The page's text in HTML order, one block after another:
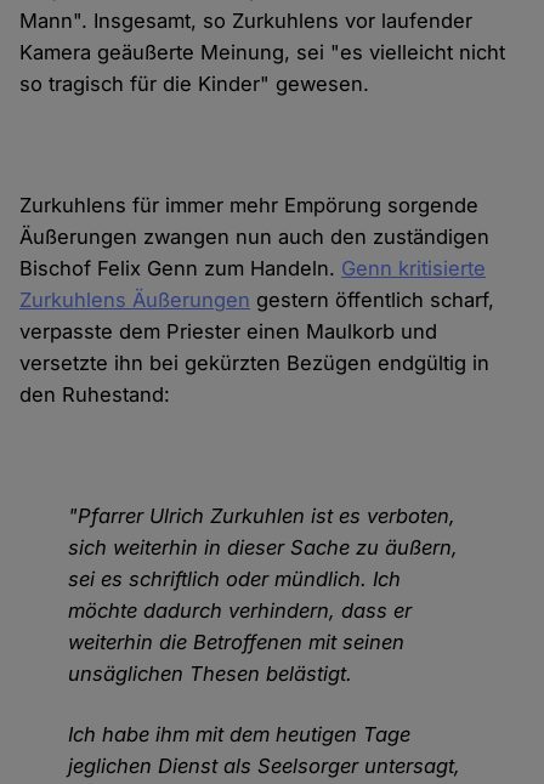
Mann". Insgesamt, so Zurkuhlens vor laufender
Kamera geäußerte Meinung, sei "es vielleicht nicht
so tragisch für die Kinder" gewesen.
Zurkuhlens für immer mehr Empörung sorgende
Äußerungen zwangen nun auch den zuständigen
Bischof Felix Genn zum Handeln. Genn kritisierte
Zurkuhlens Äußerungen gestern öffentlich scharf,
verpasste dem Priester einen Maulkorb und
versetzte ihn bei gekürzten Bezügen endgültig in
den Ruhestand:
"Pfarrer Ulrich Zurkuhlen ist es verboten,
sich weiterhin in dieser Sache zu äußern,
sei es schriftlich oder mündlich. Ich
möchte dadurch verhindern, dass er
weiterhin die Betroffenen mit seinen
unsäglichen Thesen belästigt.
Ich habe ihm mit dem heutigen Tage
jeglichen Dienst als Seelsorger untersagt,